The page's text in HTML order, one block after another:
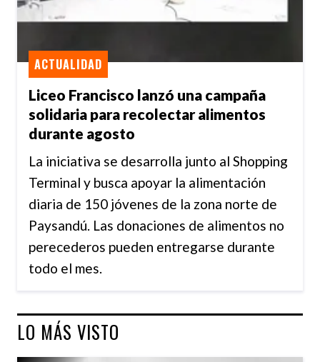
Liceo Francisco lanzó una campaña
solidaria para recolectar alimentos
durante agosto
ACTUALIDAD
La iniciativa se desarrolla junto al Shopping
Terminal y busca apoyar la alimentación
diaria de 150 jóvenes de la zona norte de
Paysandú. Las donaciones de alimentos no
perecederos pueden entregarse durante
todo el mes.
LO MÁS VISTO